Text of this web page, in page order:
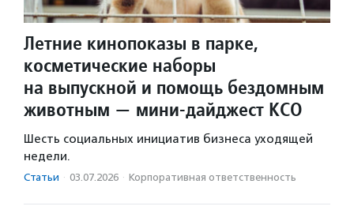
Летние кинопоказы в парке,
косметические наборы
на выпускной и помощь бездомным
животным — мини-дайджест КСО
Шесть социальных инициатив бизнеса уходящей
недели.
Статьи · 03.07.2026 · Корпоративная ответственность